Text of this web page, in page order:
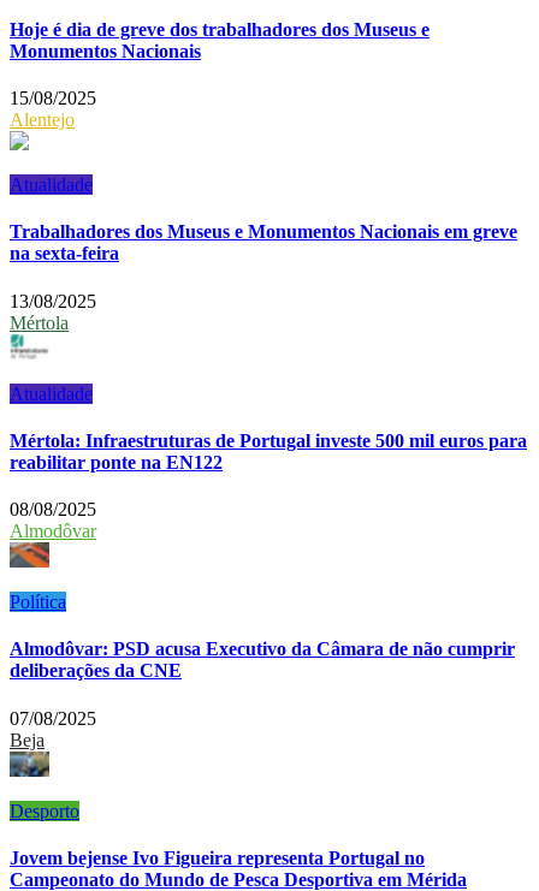
Hoje é dia de greve dos trabalhadores dos Museus e
Monumentos Nacionais
15/08/2025
Alentejo
Atualidade
Trabalhadores dos Museus e Monumentos Nacionais em greve
na sexta-feira
13/08/2025
Mértola
Atualidade
Mértola: Infraestruturas de Portugal investe 500 mil euros para
reabilitar ponte na EN122
08/08/2025
Almodôvar
Política
Almodôvar: PSD acusa Executivo da Câmara de não cumprir
deliberações da CNE
07/08/2025
Beja
Desporto
Jovem bejense Ivo Figueira representa Portugal no
Campeonato do Mundo de Pesca Desportiva em Mérida